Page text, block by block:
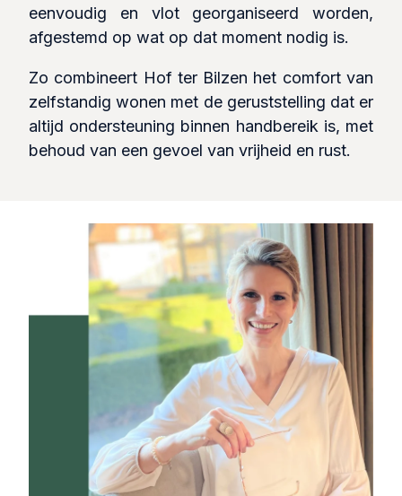
eenvoudig en vlot georganiseerd worden,
afgestemd op wat op dat moment nodig is.
Zo combineert Hof ter Bilzen het comfort van
zelfstandig wonen met de geruststelling dat er
altijd ondersteuning binnen handbereik is, met
behoud van een gevoel van vrijheid en rust.